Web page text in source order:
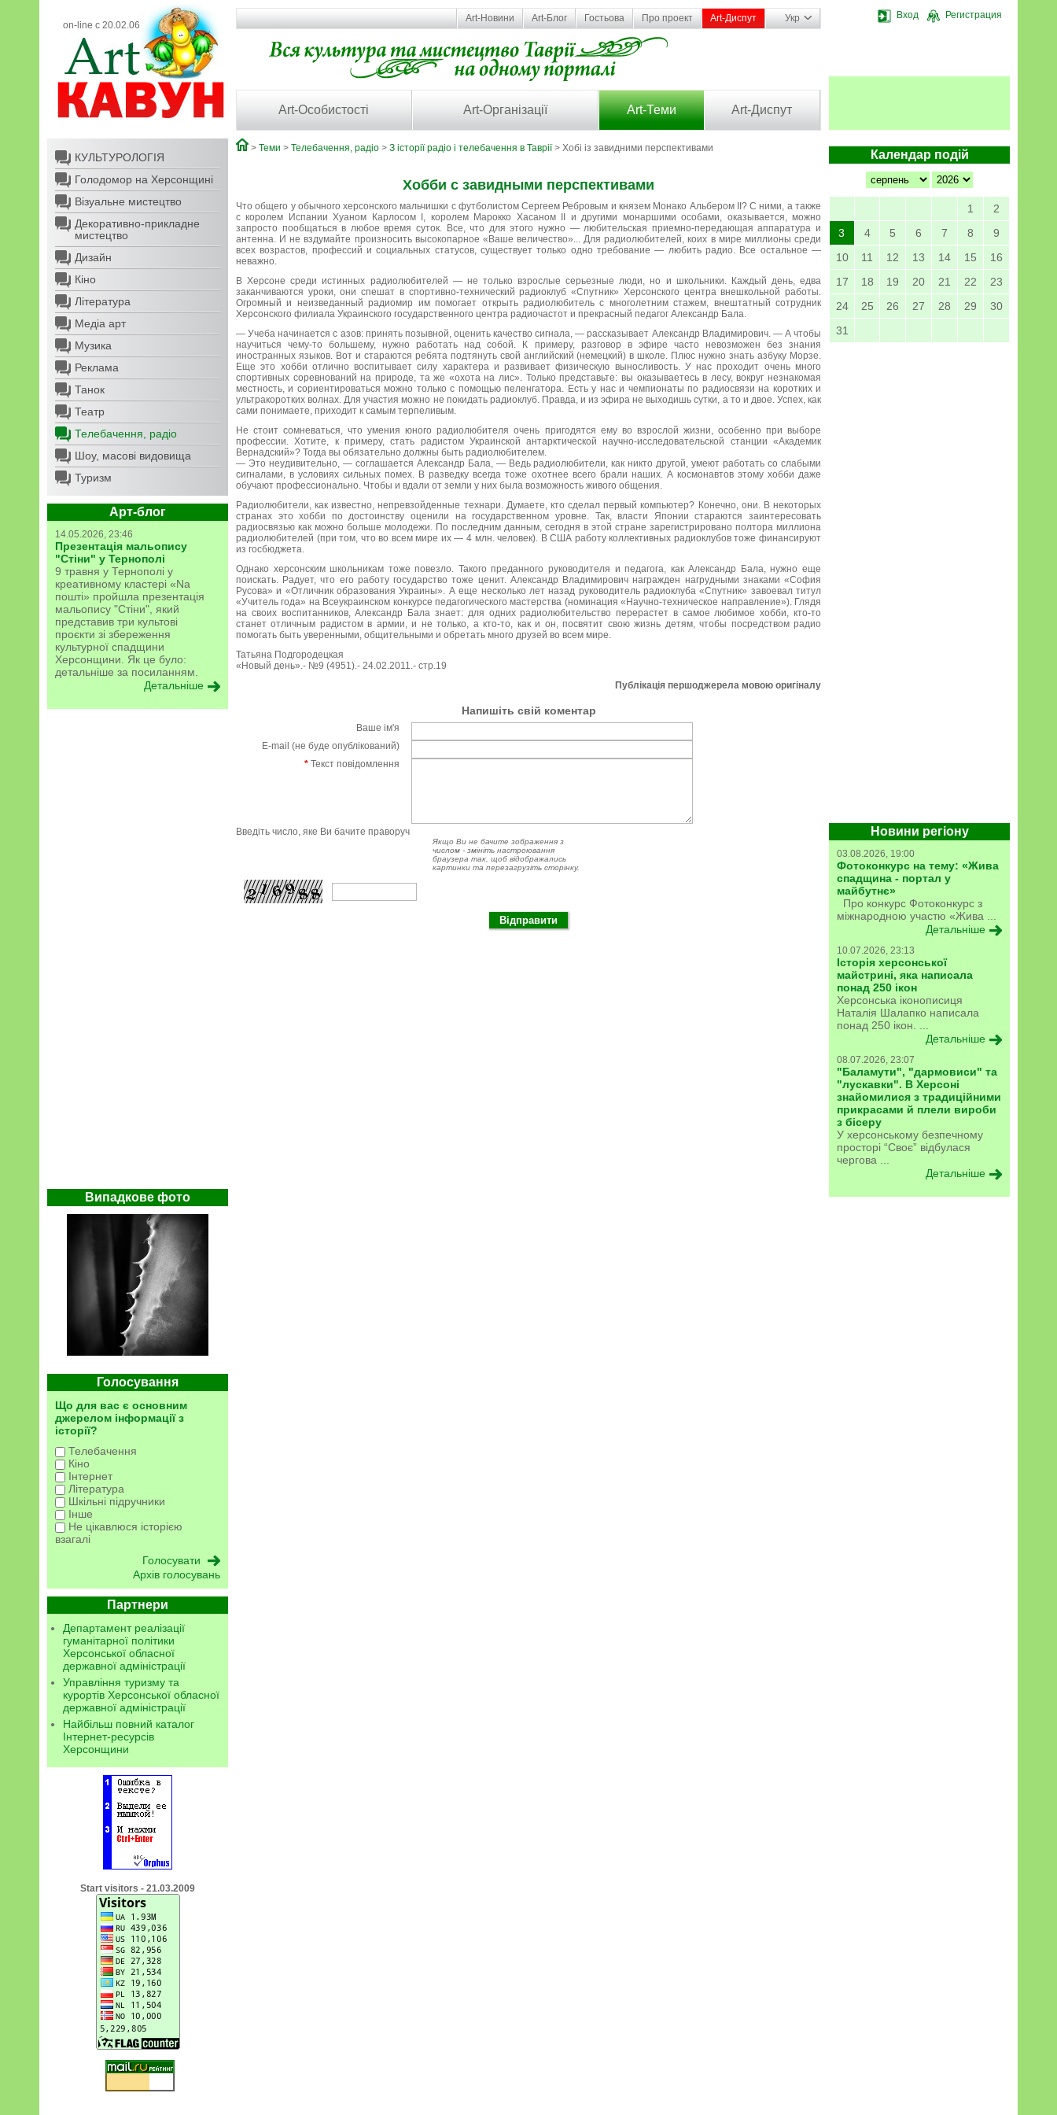
on-line с 20.02.06
Вход Регистрация
Art-Новини Art-Блог Гостьова Про проект Art-Диспут Укр
Art-Особистості Art-Організації Art-Теми Art-Диспут
КУЛЬТУРОЛОГІЯ
Голодомор на Херсонщині
Візуальне мистецтво
Декоративно-прикладне
мистецтво
Дизайн
Кіно
Література
Медіа арт
Музика
Реклама
Танок
Театр
Телебачення, радіо
Шоу, масові видовища
Туризм
Арт-блог
14.05.2026, 23:46
Презентація мальопису
"Стіни" у Тернополі
9 травня у Тернополі у
креативному кластері «Na
пошті» пройшла презентація
мальопису "Стіни", який
представив три культові
проєкти зі збереження
культурної спадщини
Херсонщини. Як це було:
детальніше за посиланням.
Детальніше
Випадкове фото
Голосування
Що для вас є основним
джерелом інформації з
історії?
Телебачення
Кіно
Інтернет
Література
Шкільні підручники
Інше
Не цікавлюся історією
взагалі
Архів голосувань
Партнери
Департамент реалізації
гуманітарної політики
Херсонської обласної
державної адміністрації
Управління туризму та
курортів Херсонської обласної
державної адміністрації
Найбільш повний каталог
Інтернет-ресурсів
Херсонщини
Start visitors - 21.03.2009
Календар подій
1
2
3
4 5 6 7 8
9
10
11 12 13 14 15
16
17
18 19 20 21 22
23
24
25 26 27 28 29
30
31
Новини регіону
03.08.2026, 19:00
Фотоконкурс на тему: «Жива
спадщина - портал у
майбутнє»
Про конкурс Фотоконкурс з
міжнародною участю «Жива ...
Детальніше
10.07.2026, 23:13
Історія херсонської
майстрині, яка написала
понад 250 ікон
Херсонська іконописиця
Наталія Шалапко написала
понад 250 ікон. ...
Детальніше
08.07.2026, 23:07
"Баламути", "дармовиси" та
"лускавки". В Херсоні
знайомилися з традиційними
прикрасами й плели вироби
з бісеру
У херсонському безпечному
просторі “Своє” відбулася
чергова ...
Детальніше
> Теми > Телебачення, радіо > З історії радіо і телебачення в Таврії> Хобі із завидними перспективами
Хобби с завидными перспективами
Что общего у обычного херсонского мальчишки с футболистом Сергеем Ребровым и князем Монако Альбером II? С ними, а также
с королем Испании Хуаном Карлосом I, королем Марокко Хасаном ІІ и другими монаршими особами, оказывается, можно
запросто пообщаться в любое время суток. Все, что для этого нужно — любительская приемно-передающая аппаратура и
антенна. И не вздумайте произносить высокопарное «Ваше величество»... Для радиолюбителей, коих в мире миллионы среди
всех возрастов, профессий и социальных статусов, существует только одно требование — любить радио. Все остальное —
неважно.
В Херсоне среди истинных радиолюбителей — не только взрослые серьезные люди, но и школьники. Каждый день, едва
заканчиваются уроки, они спешат в спортивно-технический радиоклуб «Спутник» Херсонского центра внешкольной работы.
Огромный и неизведанный радиомир им помогает открыть радиолюбитель с многолетним стажем, внештатный сотрудник
Херсонского филиала Украинского государственного центра радиочастот и прекрасный педагог Александр Бала.
— Учеба начинается с азов: принять позывной, оценить качество сигнала, — рассказывает Александр Владимирович. — А чтобы
научиться чему-то большему, нужно работать над собой. К примеру, разговор в эфире часто невозможен без знания
иностранных языков. Вот и стараются ребята подтянуть свой английский (немецкий) в школе. Плюс нужно знать азбуку Морзе.
Еще это хобби отлично воспитывает силу характера и развивает физическую выносливость. У нас проходит очень много
спортивных соревнований на природе, та же «охота на лис». Только представьте: вы оказываетесь в лесу, вокруг незнакомая
местность, и сориентироваться можно только с помощью пеленгатора. Есть у нас и чемпионаты по радиосвязи на коротких и
ультракоротких волнах. Для участия можно не покидать радиоклуб. Правда, и из эфира не выходишь сутки, а то и двое. Успех, как
сами понимаете, приходит к самым терпеливым.
Не стоит сомневаться, что умения юного радиолюбителя очень пригодятся ему вo взрослой жизни, особенно при выборе
профессии. Хотите, к примеру, стать радистом Украинской антарктической научно-исследовательской станции «Академик
Вернадский»? Тогда вы обязательно должны быть радиолюбителем.
— Это неудивительно, — соглашается Александр Бала, — Ведь радиолюбители, как никто другой, умеют работать со слабыми
сигналами, в условиях сильных помех. В разведку всегда тоже охотнее всего брали наших. А космонавтов этому хобби даже
обучают профессионально. Чтобы и вдали от земли у них была возможность живого общения.
Радиолюбители, как известно, непревзойденные технари. Думаете, кто сделал первый компьютер? Конечно, они. В некоторых
странах это хобби по достоинству оценили на государственном уровне. Так, власти Японии стараются заинтересовать
радиосвязью как можно больше молодежи. По последним данным, сегодня в этой стране зарегистрировано полтора миллиона
радиолюбителей (при том, что во всем мире их — 4 млн. человек). В США работу коллективных радиоклубов тоже финансируют
из госбюджета.
Однако херсонским школьникам тоже повезло. Такого преданного руководителя и педагога, как Александр Бала, нужно еще
поискать. Радует, что его работу государство тоже ценит. Александр Владимирович награжден нагрудными знаками «София
Русова» и «Отличник образования Украины». А еще несколько лет назад руководитель радиоклуба «Спутник» завоевал титул
«Учитель года» на Всеукраинском конкурсе педагогического мастерства (номинация «Научно-техническое направление»). Глядя
на своих воспитанников, Александр Бала знает: для одних радиолюбительство перерастет в самое любимое хобби, кто-то
станет отличным радистом в армии, и не только, а кто-то, как и он, посвятит свою жизнь детям, чтобы посредством радио
помогать быть уверенными, общительными и обретать много друзей во всем мире.
Татьяна Подгородецкая
«Новый день».- №9 (4951).- 24.02.2011.- стр.19
Публікація першоджерела мовою оригіналу
Напишіть свій коментар
Ваше ім'я
E-mail (не буде опублікований)
* Текст повідомлення
Введіть число, яке Ви бачите праворуч
Якщо Ви не бачите зображення з
числом - змініть настроювання
браузера так, щоб відображались
картинки та перезагрузіть сторінку.